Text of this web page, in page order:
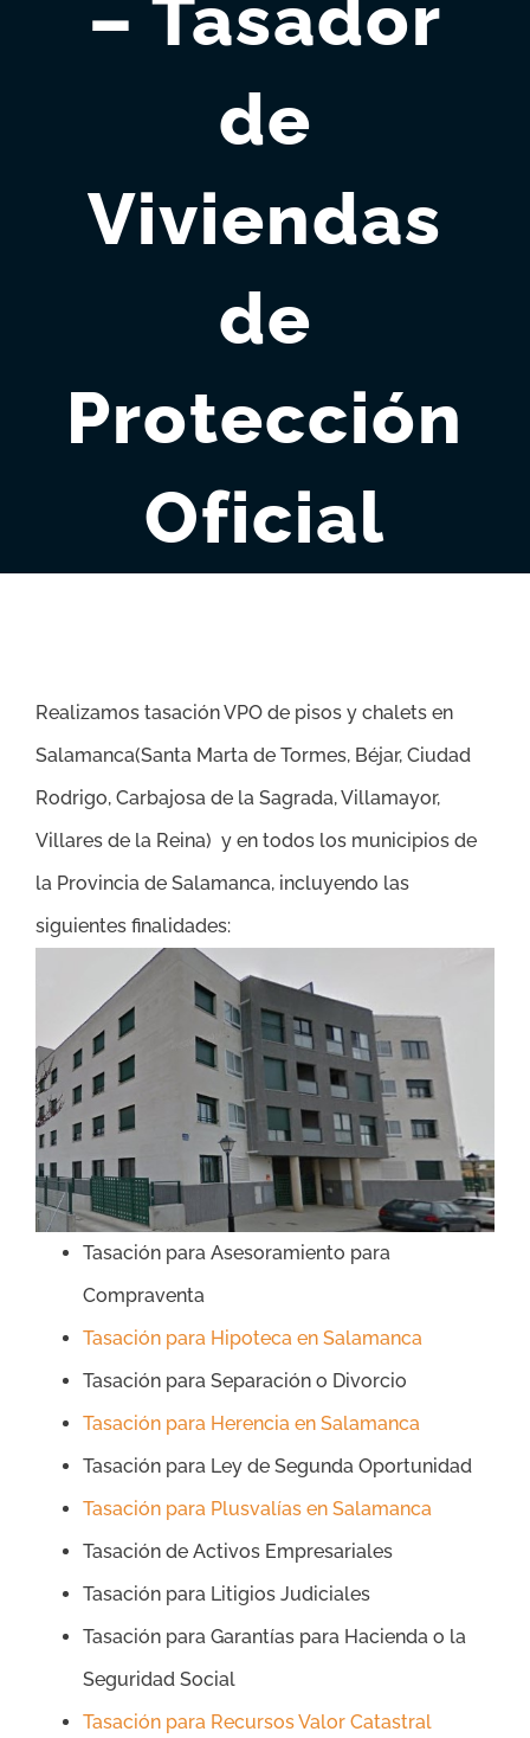
– Tasador
de
Viviendas
de
Protección
Oficial
Realizamos tasación VPO de pisos y chalets en
Salamanca(Santa Marta de Tormes, Béjar, Ciudad
Rodrigo, Carbajosa de la Sagrada, Villamayor,
Villares de la Reina) y en todos los municipios de
la Provincia de Salamanca, incluyendo las
siguientes finalidades:
Tasación para Asesoramiento para
Compraventa
Tasación para Hipoteca en Salamanca
Tasación para Separación o Divorcio
Tasación para Herencia en Salamanca
Tasación para Ley de Segunda Oportunidad
Tasación para Plusvalías en Salamanca
Tasación de Activos Empresariales
Tasación para Litigios Judiciales
Tasación para Garantías para Hacienda o la
Seguridad Social
Tasación para Recursos Valor Catastral